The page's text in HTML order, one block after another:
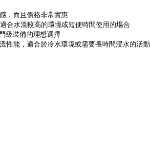
，而且價格非常實惠
合水溫較高的環境或短便時間使用的場合
級裝備的理想選擇
性能，適合於冷水環境或需要長時間浸水的活動